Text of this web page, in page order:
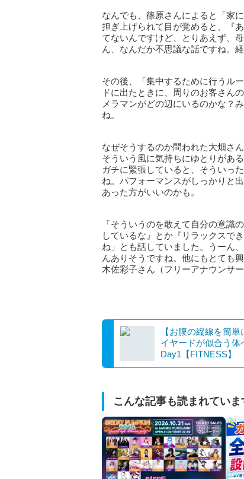
なんでも、篠原さんによると「家
担ぎ上げられて目が覚めると、『
てないんですけど、とりあえず、
ん、なんだか不思議な話ですね。
その後、「集中するために行うル
ドに出たときに、周りのお客さん
メラマンがどの辺にいるのかな？
ね。
なぜそうするのか問われた大畑さ
そういう風に気持ちにゆとりがあ
ガチに緊張していると、そういっ
ね。パフォーマンスがしっかりと
あった方がいいのかも。
「そういうのを敢えて自分の意識
しているな』とか『リラックスで
ね」とも話していました。うーん
んありそうですね。他にもとても
木佐彩子さん（フリーアナウンサ
【お腹の縦線を簡
イヤードが似合う体
Day1【FITNESS】
こんな記事も読まれていま